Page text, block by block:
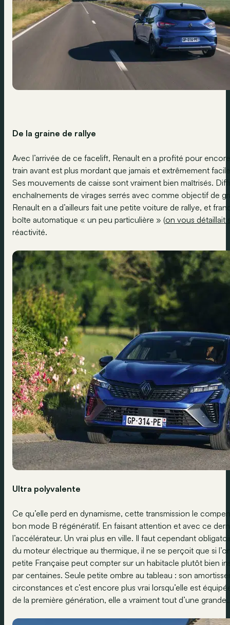
De la graine de rallye
Avec l’arrivée de ce facelift, Renault en a profité pour
train avant est plus mordant que jamais et extrêmement
Ses mouvements de caisse sont vraiment bien maîtrisés.
enchaînements de virages serrés avec comme objectif de
Renault en a d’ailleurs fait une petite voiture de rallye, et
boîte automatique « un peu particulière » (on vous détaillait
réactivité.
Ultra polyvalente
Ce qu’elle perd en dynamisme, cette transmission le
bon mode B régénératif. En faisant attention et avec ce
l’accélérateur. Un vrai plus en ville. Il faut cependant
du moteur électrique au thermique, il ne se perçoit que si
petite Française peut compter sur un habitacle plutôt bien
par centaines. Seule petite ombre au tableau : son
circonstances et c’est encore plus vrai lorsqu’elle est
de la première génération, elle a vraiment tout d’une